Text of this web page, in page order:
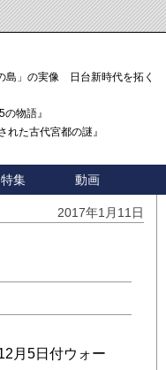
島」の実像 日台新時代を拓く「3
物語』
れた古代宮都の謎』
特集 動画
2017年1月11日
月5日付ウォー